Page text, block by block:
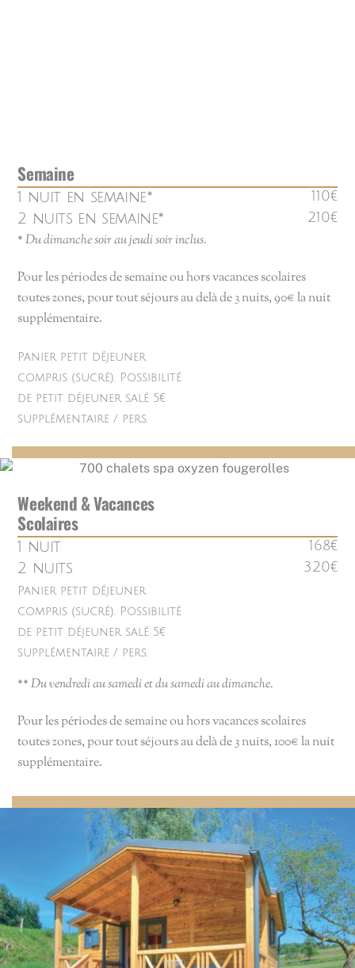
Semaine
1 nuit en semaine* 110€
2 nuits en semaine* 210€
*Du dimanche soir au jeudi soir inclus.
Pour les périodes de semaine ou hors vacances scolaires
toutes zones, pour tout séjours au delà de 3 nuits, 90€ la nuit
supplémentaire.
Panier petit déjeuner
compris (sucré). Possibilité
de petit déjeuner salé 5€
supplémentaire / pers.
Weekend & Vacances
Scolaires
1 nuit 168€
2 nuits 320€
Panier petit déjeuner
compris (sucré). Possibilité
de petit déjeuner salé 5€
supplémentaire / pers.
**Du vendredi au samedi et du samedi au dimanche.
Pour les périodes de semaine ou hors vacances scolaires
toutes zones, pour tout séjours au delà de 3 nuits, 100€ la nuit
supplémentaire.